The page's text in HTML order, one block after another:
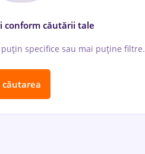
conform căutării tale
specifice sau mai puține filtre.
căutarea